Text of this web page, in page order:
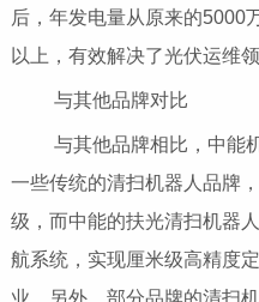
后，年发电量从原来的5000
以上，有效解决了光伏运维
与其他品牌对比
与其他品牌相比，中能机
一些传统的清扫机器人品牌
级，而中能的扶光清扫机器
航系统，实现厘米级高精度